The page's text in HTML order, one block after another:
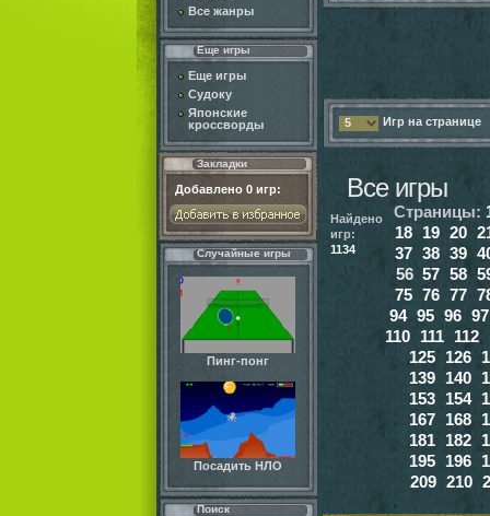
Все жанры
Еще игры
Еще игры
Судоку
Японские
кроссворды
Закладки
Добавлено 0 игр:
Случайные игры
Пинг-понг
Посадить НЛО
Поиск
5 Игр на странице
Все игры
Найдено
игр:
1134
Страницы:
18 19 20
37 38 39
56 57 58
75 76 77
94 95 96 97
110 111 112
125 126
139 140
153 154
167 168
181 182
195 196
209 210